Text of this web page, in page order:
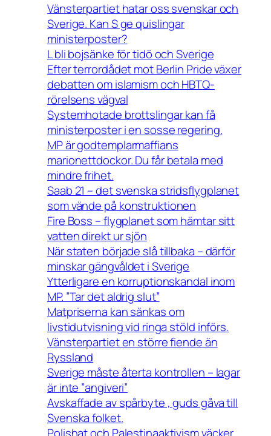
Vänsterpartiet hatar oss svenskar och
Sverige. Kan S ge quislingar
ministerposter?
L bli bojsänke för tidö och Sverige
Efter terrordådet mot Berlin Pride växer
debatten om islamism och HBTQ-
rörelsens vägval
Systemhotade brottslingar kan få
ministerposter i en sosse regering.
MP är godtemplarmaffians
marionettdockor. Du får betala med
mindre frihet.
Saab 21 – det svenska stridsflygplanet
som vände på konstruktionen
Fire Boss – flygplanet som hämtar sitt
vatten direkt ur sjön
När staten började slå tillbaka – därför
minskar gängvåldet i Sverige
Ytterligare en korruptionskandal inom
MP. ”Tar det aldrig slut”
Matpriserna kan sänkas om
livstidutvisning vid ringa stöld införs.
Vänsterpartiet en större fiende än
Ryssland
Sverige måste återta kontrollen – lagar
är inte ”angiveri”
Avskaffade av spårbyte , guds gåva till
Svenska folket.